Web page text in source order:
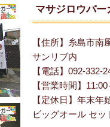
マサジロウバ
【住所】糸島市南
サンリブ内
【電話】092-332-
【営業時間】
【定休日】年末年
ビッグオール セッ